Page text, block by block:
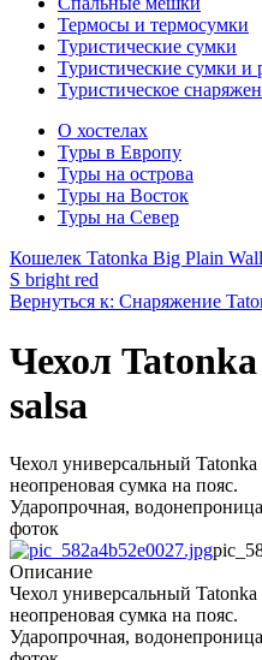
Термосы и термосумки
Туристические сумки
Туристические сумки и
Туристическое
О хостелах
Туры в Европу
Туры на острова
Туры на Восток
Туры на Север
Кошелек Tatonka Big Plain
S bright red
Вернуться к: Снаряжение
Чехол
salsa
Чехол универсальный
неопреновая сумка на пояс.
Ударопрочная,
фоток
Описание
Чехол универсальный
неопреновая сумка на пояс.
Ударопрочная,